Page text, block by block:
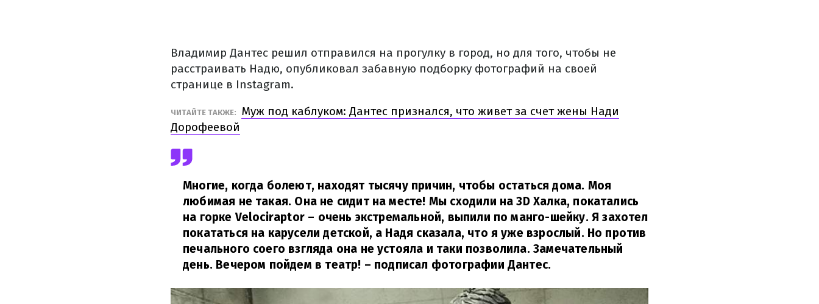
Владимир Дантес решил отправился на прогулку в город, но для того, чтобы не
расстраивать Надю, опубликовал забавную подборку фотографий на своей
странице в Instagram.
ЧИТАЙТЕ ТАКЖЕ:
Муж под каблуком: Дантес признался, что живет за счет жены Нади
Дорофеевой
Многие, когда болеют, находят тысячу причин, чтобы остаться дома. Моя
любимая не такая. Она не сидит на месте! Мы сходили на 3D Халка, покатались
на горке Velociraptor – очень экстремальной, выпили по манго-шейку. Я захотел
покататься на карусели детской, а Надя сказала, что я уже взрослый. Но против
печального соего взгляда она не устояла и таки позволила. Замечательный
день. Вечером пойдем в театр! – подписал фотографии Дантес.